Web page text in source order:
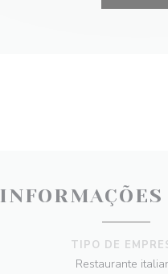
TIPO DE
Restaurante